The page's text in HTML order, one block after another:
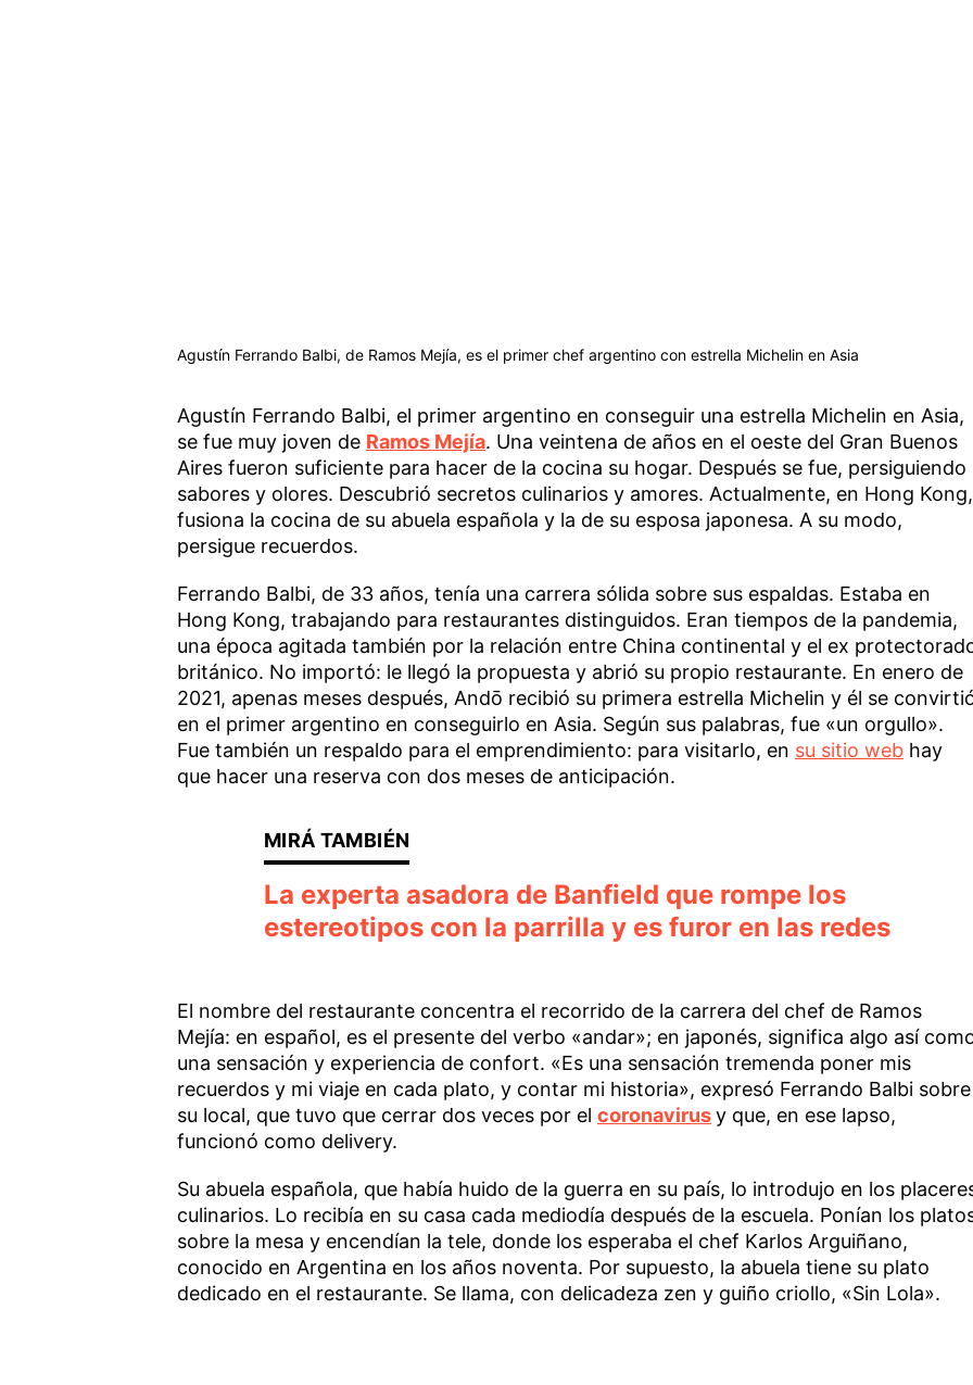
Agustín Ferrando Balbi, de Ramos Mejía, es el primer chef argentino con estrella Michelin en Asia
Agustín Ferrando Balbi, el primer argentino en conseguir una estrella Michelin en Asia,
se fue muy joven de Ramos Mejía. Una veintena de años en el oeste del Gran Buenos
Aires fueron suficiente para hacer de la cocina su hogar. Después se fue, persiguiendo
sabores y olores. Descubrió secretos culinarios y amores. Actualmente, en Hong Kong,
fusiona la cocina de su abuela española y la de su esposa japonesa. A su modo,
persigue recuerdos.
Ferrando Balbi, de 33 años, tenía una carrera sólida sobre sus espaldas. Estaba en
Hong Kong, trabajando para restaurantes distinguidos. Eran tiempos de la pandemia,
una época agitada también por la relación entre China continental y el ex
británico. No importó: le llegó la propuesta y abrió su propio restaurante. En enero de
2021, apenas meses después, Andō recibió su primera estrella Michelin y él se
en el primer argentino en conseguirlo en Asia. Según sus palabras, fue «un orgullo».
Fue también un respaldo para el emprendimiento: para visitarlo, en su sitio webhay
que hacer una reserva con dos meses de anticipación.
La experta asadora de Banfield que rompe los
estereotipos con la parrilla y es furor en las redes
El nombre del restaurante concentra el recorrido de la carrera del chef de Ramos
Mejía: en español, es el presente del verbo «andar»; en japonés, significa algo así
una sensación y experiencia de confort. «Es una sensación tremenda poner mis
recuerdos y mi viaje en cada plato, y contar mi historia», expresó Ferrando Balbi sobre
su local, que tuvo que cerrar dos veces por el coronavirusy que, en ese lapso,
funcionó como delivery.
Su abuela española, que había huido de la guerra en su país, lo introdujo en los
culinarios. Lo recibía en su casa cada mediodía después de la escuela. Ponían los
sobre la mesa y encendían la tele, donde los esperaba el chef Karlos Arguiñano,
conocido en Argentina en los años noventa. Por supuesto, la abuela tiene su plato
dedicado en el restaurante. Se llama, con delicadeza zen y guiño criollo, «Sin Lola».